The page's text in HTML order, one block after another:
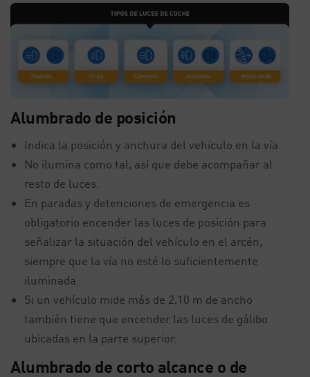
Alumbrado de posición
Indica la posición y anchura del vehículo en la vía.
No ilumina como tal, así que debe acompañar al
resto de luces.
En paradas y detenciones de emergencia es
obligatorio encender las luces de posición para
señalizar la situación del vehículo en el arcén,
siempre que la vía no esté lo suficientemente
iluminada.
Si un vehículo mide más de 2,10 m de ancho
también tiene que encender las luces de gálibo
ubicadas en la parte superior.
Alumbrado de corto alcance o de